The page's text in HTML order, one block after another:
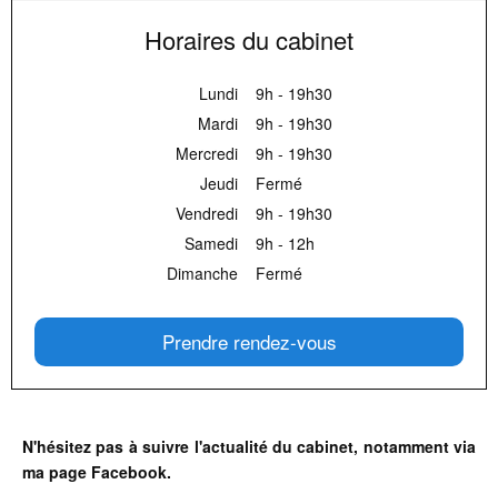
Horaires du cabinet
Lundi
9h - 19h30
Mardi
9h - 19h30
Mercredi
9h - 19h30
Jeudi
Fermé
Vendredi
9h - 19h30
Samedi
9h - 12h
Dimanche
Fermé
Prendre rendez-vous
N'hésitez pas à suivre l'actualité du cabinet, notamment via
ma page Facebook.